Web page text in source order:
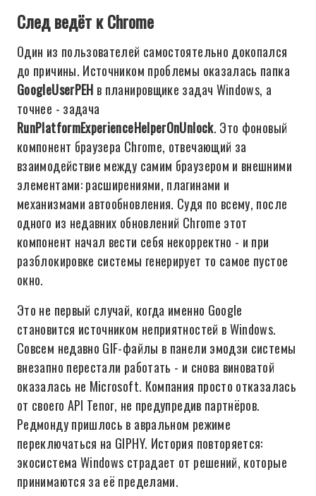
След ведёт к Chrome
Один из пользователей самостоятельно докопался
до причины. Источником проблемы оказалась папка
GoogleUserPEH в планировщике задач Windows, а
точнее - задача
RunPlatformExperienceHelperOnUnlock. Это фоновый
компонент браузера Chrome, отвечающий за
взаимодействие между самим браузером и внешними
элементами: расширениями, плагинами и
механизмами автообновления. Судя по всему, после
одного из недавних обновлений Chrome этот
компонент начал вести себя некорректно - и при
разблокировке системы генерирует то самое пустое
окно.
Это не первый случай, когда именно Google
становится источником неприятностей в Windows.
Совсем недавно GIF-файлы в панели эмодзи системы
внезапно перестали работать - и снова виноватой
оказалась не Microsoft. Компания просто отказалась
от своего API Tenor, не предупредив партнёров.
Редмонду пришлось в авральном режиме
переключаться на GIPHY. История повторяется:
экосистема Windows страдает от решений, которые
принимаются за её пределами.